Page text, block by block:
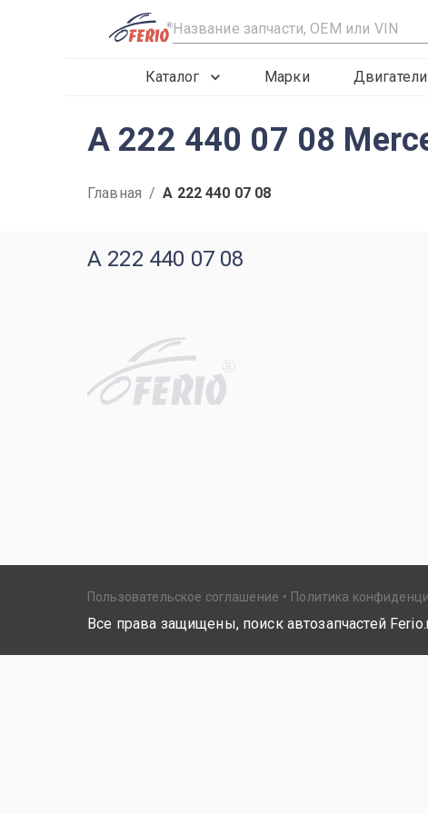
R
Каталог Марки Двигатели
A 222 440 07 08
Главная / A 222 440 07 08
A 222 440 07 08
R
Пользовательское соглашение Политика
Все права защищены, поиск автозапчастей